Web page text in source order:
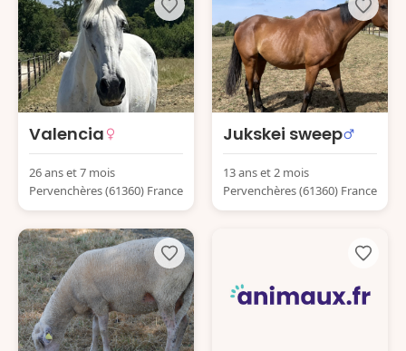
Valencia
26 ans et 7 mois
Pervenchères (61360) France
Jukskei sweep
13 ans et 2 mois
Pervenchères (61360) France